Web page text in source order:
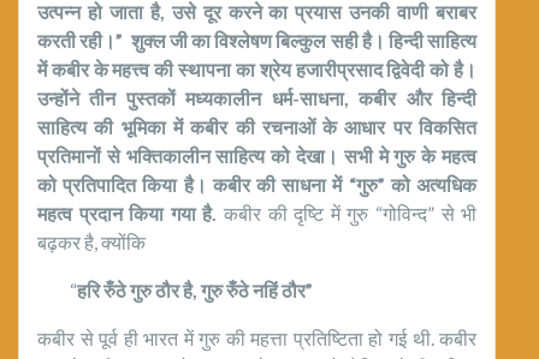
उत्पन्‍न हो जाता है, उसे दूर करने का प्रयास उनकी वाणी बराबर
करती रही।” शुक्ल जी का विश्लेषण बिल्कुल सही है। हिन्दी साहित्य
में कबीर के महत्त्व की स्थापना का श्रेय हजारीप्रसाद द्विवेदी को है।
उन्होंने तीन पुस्तकों मध्यकालीन धर्म-साधना,कबीर और हिन्दी
साहित्य की भूमिका में कबीर की रचनाओं के आधार पर विकसित
प्रतिमानों से भक्तिकालीन साहित्य को देखा। सभी मे गुरु के महत्व
को प्रतिपादित किया है। कबीर की साधना में “गुरु” को अत्यधिक
महत्व प्रदान किया गया है. कबीर की दृष्टि में गुरु “गोविन्द” से भी
बढ़कर है, क्योंकि
“हरि रुँठे गुरु ठौर है, गुरु रुँठे नहिं ठौर”
कबीर से पूर्व ही भारत में गुरु की महत्ता प्रतिष्टिता हो गई थी. कबीर